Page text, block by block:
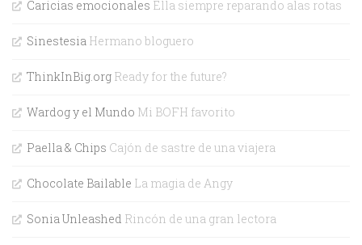
Caricias emocionales Ella siempre reparando alas rotas
Sinestesia Hermano bloguero
ThinkInBig.org Ready for the future?
Wardog y el Mundo Mi BOFH favorito
Paella & Chips Cajón de sastre de una viajera
Chocolate Bailable La magia de Angy
Sonia Unleashed Rincón de una gran lectora